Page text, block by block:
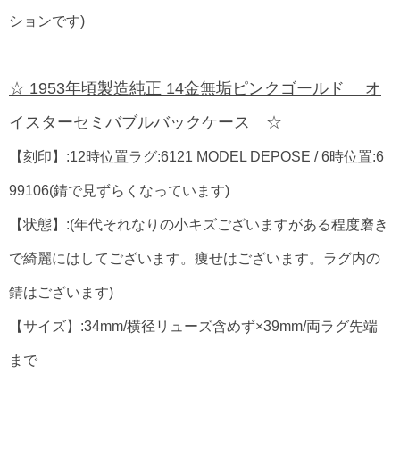
ションです)
☆ 1953年頃製造純正 14金無垢ピンクゴールド オ
イスターセミバブルバックケース ☆
【刻印】:12時位置ラグ:6121 MODEL DEPOSE / 6時位置:6
99106(錆で見ずらくなっています)
【状態】:(年代それなりの小キズございますがある程度磨き
で綺麗にはしてございます。痩せはございます。ラグ内の
錆はございます)
【サイズ】:34mm/横径リューズ含めず×39mm/両ラグ先端
まで